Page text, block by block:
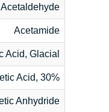
Acetaldehyde
Acetamide
Acid, Glacial
Acid, 30%
Anhydride